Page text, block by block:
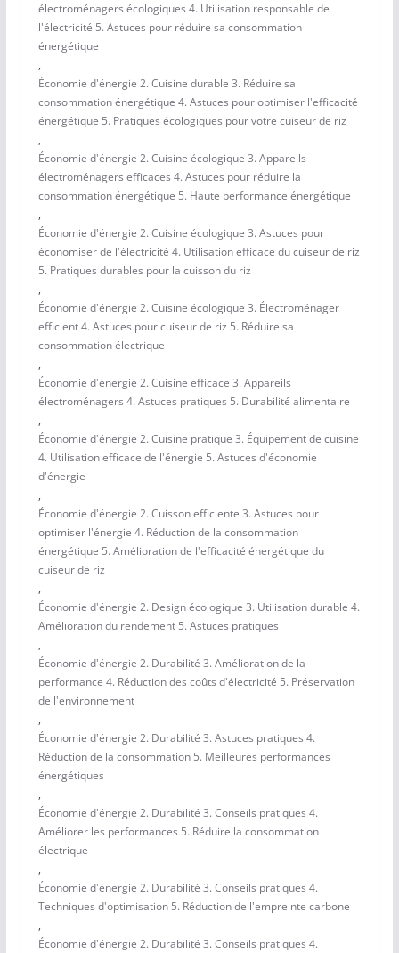
électroménagers écologiques 4. Utilisation responsable de
l'électricité 5. Astuces pour réduire sa consommation
énergétique
,
Économie d'énergie 2. Cuisine durable 3. Réduire sa
consommation énergétique 4. Astuces pour optimiser l'efficacité
énergétique 5. Pratiques écologiques pour votre cuiseur de riz
,
Économie d'énergie 2. Cuisine écologique 3. Appareils
électroménagers efficaces 4. Astuces pour réduire la
consommation énergétique 5. Haute performance énergétique
,
Économie d'énergie 2. Cuisine écologique 3. Astuces pour
économiser de l'électricité 4. Utilisation efficace du cuiseur de riz
5. Pratiques durables pour la cuisson du riz
,
Économie d'énergie 2. Cuisine écologique 3. Électroménager
efficient 4. Astuces pour cuiseur de riz 5. Réduire sa
consommation électrique
,
Économie d'énergie 2. Cuisine efficace 3. Appareils
électroménagers 4. Astuces pratiques 5. Durabilité alimentaire
,
Économie d'énergie 2. Cuisine pratique 3. Équipement de cuisine
4. Utilisation efficace de l'énergie 5. Astuces d'économie
d'énergie
,
Économie d'énergie 2. Cuisson efficiente 3. Astuces pour
optimiser l'énergie 4. Réduction de la consommation
énergétique 5. Amélioration de l'efficacité énergétique du
cuiseur de riz
,
Économie d'énergie 2. Design écologique 3. Utilisation durable 4.
Amélioration du rendement 5. Astuces pratiques
,
Économie d'énergie 2. Durabilité 3. Amélioration de la
performance 4. Réduction des coûts d'électricité 5. Préservation
de l'environnement
,
Économie d'énergie 2. Durabilité 3. Astuces pratiques 4.
Réduction de la consommation 5. Meilleures performances
énergétiques
,
Économie d'énergie 2. Durabilité 3. Conseils pratiques 4.
Améliorer les performances 5. Réduire la consommation
électrique
,
Économie d'énergie 2. Durabilité 3. Conseils pratiques 4.
Techniques d'optimisation 5. Réduction de l'empreinte carbone
,
Économie d'énergie 2. Durabilité 3. Conseils pratiques 4.